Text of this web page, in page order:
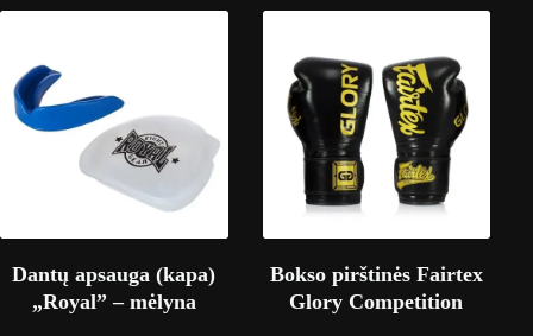
Dantų apsauga (kapa)
„Royal” – mėlyna
Bokso pirštinės Fairtex
Glory Competition